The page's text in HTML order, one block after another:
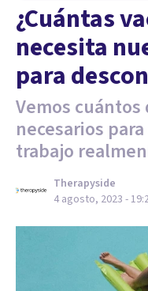
¿Cuántas
necesita
para
Vemos cuántos
necesarios
trabajo
Therapyside
4 agosto, 2023 -